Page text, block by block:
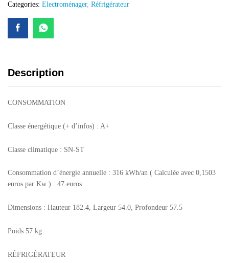
Categories: Electroménager, Réfrigérateur
Description
CONSOMMATION
Classe énergétique (+ d’infos) : A+
Classe climatique : SN-ST
Consommation d’énergie annuelle : 316 kWh/an ( Calculée avec 0,1503
euros par Kw ) : 47 euros
Dimensions : Hauteur 182.4, Largeur 54.0, Profondeur 57.5
Poids 57 kg
RÉFRIGÉRATEUR